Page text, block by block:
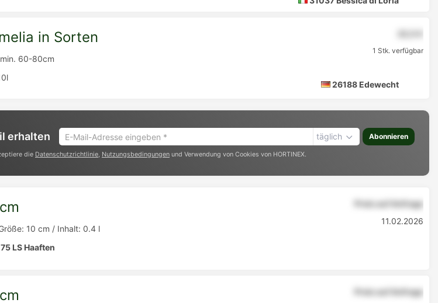
in Sorten
min. 60-80cm
26188 Edewecht
1 Stk. verfügbar
erhalten
E-
Mail-
täglich Abonnieren
die Datenschutzrichtlinie, Nutzungsbedingungen und Verwendung von Cookies von HORTINEX.
10 cm / Inhalt: 0.4 l
LS Haaften
Preis auf Anfrage
11.02.2026
Preis auf Anfrage